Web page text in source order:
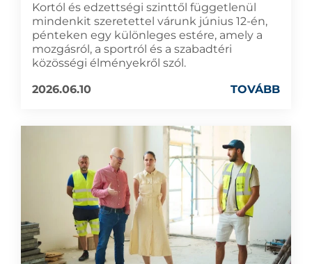
Kortól és edzettségi szinttől függetlenül
mindenkit szeretettel várunk június 12-én,
pénteken egy különleges estére, amely a
mozgásról, a sportról és a szabadtéri
közösségi élményekről szól.
2026.06.10
TOVÁBB